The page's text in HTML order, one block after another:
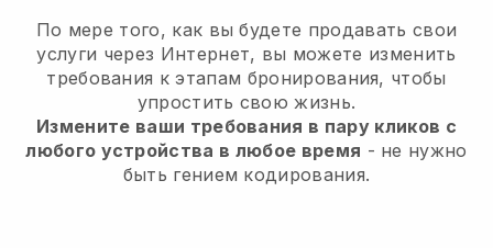
По мере того, как вы будете продавать свои
услуги через Интернет, вы можете изменить
требования к этапам бронирования, чтобы
упростить свою жизнь.
Измените ваши требования в пару кликов с
любого устройства в любое время - не нужно
быть гением кодирования.